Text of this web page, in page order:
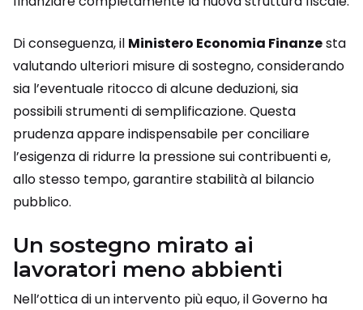
Di conseguenza, il Ministero Economia Finanzesta
valutando ulteriori misure di sostegno, considerando
sia l’eventuale ritocco di alcune deduzioni, sia
possibili strumenti di semplificazione. Questa
prudenza appare indispensabile per conciliare
l’esigenza di ridurre la pressione sui contribuenti e,
allo stesso tempo, garantire stabilità al bilancio
pubblico.
Un sostegno mirato ai
lavoratori meno abbienti
Nell’ottica di un intervento più equo, il Governo ha